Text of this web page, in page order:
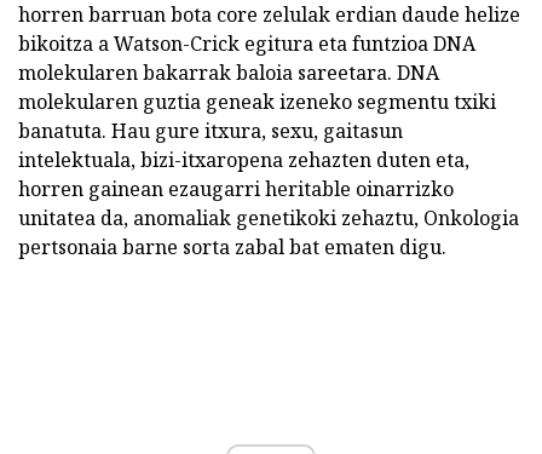
horren barruan bota core zelulak erdian daude helize
bikoitza a Watson-Crick egitura eta funtzioa DNA
molekularen bakarrak baloia sareetara. DNA
molekularen guztia geneak izeneko segmentu txiki
banatuta. Hau gure itxura, sexu, gaitasun
intelektuala, bizi-itxaropena zehazten duten eta,
horren gainean ezaugarri heritable oinarrizko
unitatea da, anomaliak genetikoki zehaztu, Onkologia
pertsonaia barne sorta zabal bat ematen digu.